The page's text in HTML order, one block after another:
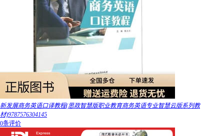
新发展商务英语口译教程(思政智慧版职业教育商务英语专业智慧云版系列教
材)9787576304145
0条评价